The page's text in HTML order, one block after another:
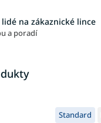
na zákaznické lince
a poradí
Standard